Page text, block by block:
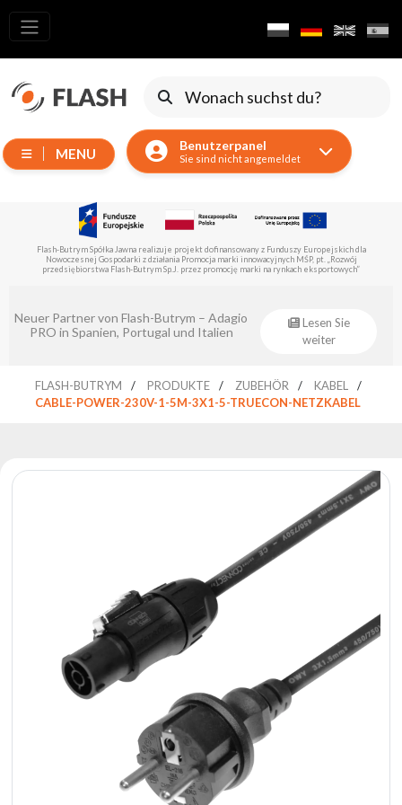
MENU Benutzerpanel
Sie sind nicht angemeldet
Alle
Produkte
Verschieben
Geräten
Reflektoren
Zubehör
Laser
Reflektoren
Controller
Flash-Butrym Spółka Jawna führt im Rahmen der Untermaßnahme 1.1 ein vom Europäischen
Fonds für regionale Entwicklung kofinanziertes Projekt durch.
Eventsklep – offizieller Distributor von
Flash-Butrym!
Lesen Sie
weiter
FLASH-BUTRYM PRODUKTE ZUBEHÖR
KABEL
CABLE-POWER-230V-1-5M-3X1-5-TRUECON-NETZKABEL